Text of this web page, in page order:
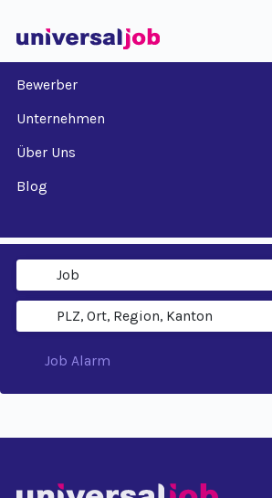
Bewerber
Unternehmen
Über Uns
Blog
Job Alarm